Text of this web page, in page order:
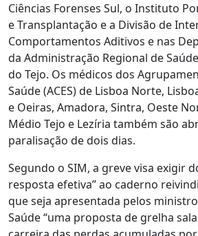
Ciências Forenses Sul, o Instituto
e Transplantação e a Divisão de
Comportamentos Aditivos e nas
da Administração Regional de
do Tejo. Os médicos dos
Saúde (ACES) de Lisboa Norte,
e Oeiras, Amadora, Sintra, Oeste
Médio Tejo e Lezíria também são
paralisação de dois dias.
Segundo o SIM, a greve visa exigir
resposta efetiva” ao caderno
que seja apresentada pelos
Saúde “uma proposta de grelha